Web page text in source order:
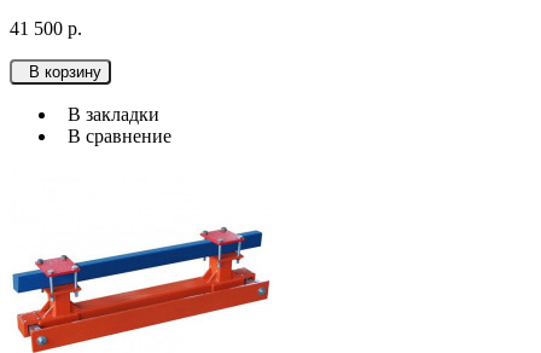
41 500 р.
В корзину
В закладки
В сравнение